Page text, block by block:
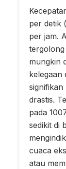
per detik
per jam.
tergolong
mungkin
kelegaan
drastis.
pada
sedikit di
cuaca
atau